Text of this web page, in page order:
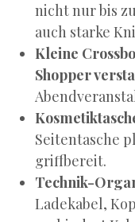
nicht nur bis
auch starke
Kleine
Shopper
Seitentasche
griffbereit.
Technik-
Ladekabel,